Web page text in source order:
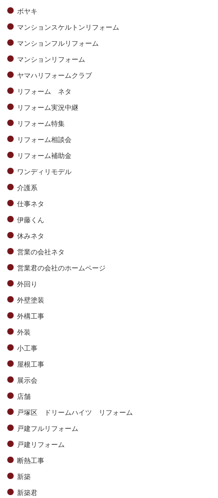
ボヤキ
マンションスケルトンリフォーム
マンションフルリフォーム
マンションリフォーム
ヤマハリフォームクラブ
リフォーム ネタ
リフォーム実況中継
リフォーム特集
リフォーム相談会
リフォーム補助金
ワンディリモデル
介護系
仕事ネタ
伊藤くん
休みネタ
営業の会社ネタ
営業君の会社のホームページ
外回り
外壁塗装
外構工事
外装
小工事
屋根工事
展示会
店舗
戸塚区 ドリームハイツ リフォーム
戸建フルリフォーム
戸建リフォーム
断熱工事
新築
新築君